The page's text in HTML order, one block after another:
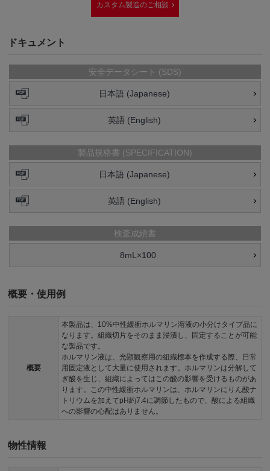
カスタム製造のご相談
ドキュメント
安全データシート (SDS)
日本語 (Japanese)
英語 (English)
製品規格書 (SPECIFICATION)
日本語 (Japanese)
英語 (English)
検査成績書
8mL×100
概要・使用例
概要
本製品は、10%中性緩衝ホルマリン溶液の小分けタイプ品に
なります。組織切片をそのまま浸漬し、固定することが可能
な製品です。
ホルマリン液は、光顕観察用の組織標本を作成する際、日常
用固定液として大量に使用されます。ホルマリンは分解して
ぎ酸を生じ、組織によってはこの酸の影響を受けるものがあ
ります。この中性緩衝ホルマリンは、ホルマリンにりん酸ナ
トリウムを加えてpH約7.4に調節したもので、酸による組織
への影響の心配はありません。
物性情報